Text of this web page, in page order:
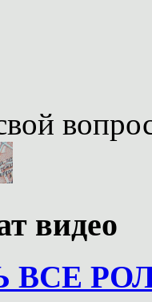
видео
ВСЕ